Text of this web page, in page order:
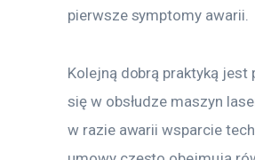
pierwsze symptomy awarii.
Kolejną dobrą praktyką
się w obsłudze maszyn
w razie awarii wsparcie